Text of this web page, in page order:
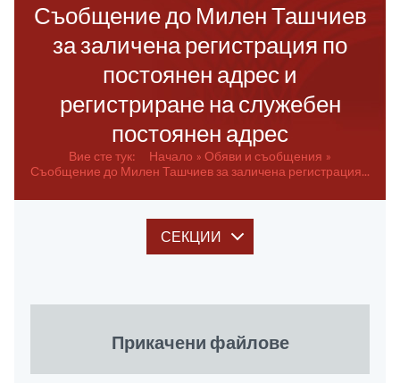
Съобщение до Милен Ташчиев
за заличена регистрация по
постоянен адрес и
регистриране на служебен
постоянен адрес
Вие сте тук: Начало
Обяви и съобщения
Съобщение до Милен Ташчиев за заличена регистрация...
СЕКЦИИ
Прикачени файлове